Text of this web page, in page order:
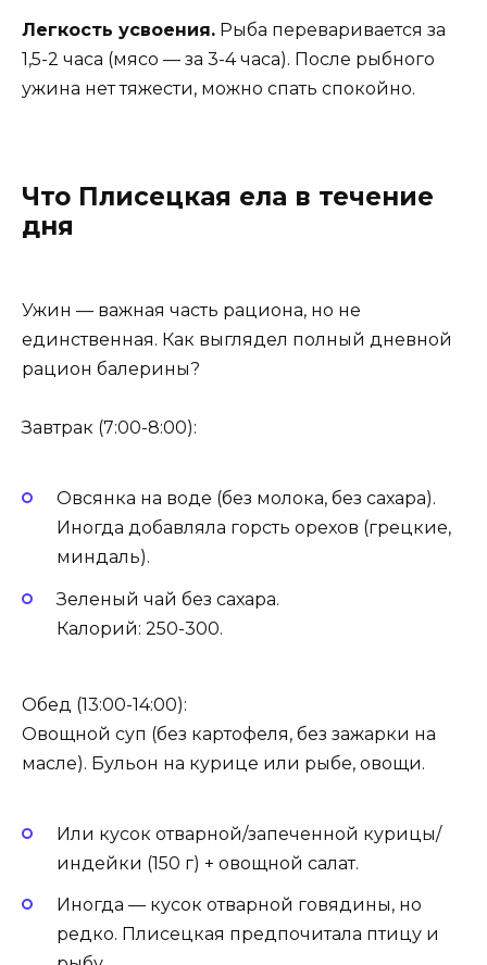
Легкость усвоения. Рыба переваривается за
1,5-2 часа (мясо — за 3-4 часа). После рыбного
ужина нет тяжести, можно спать спокойно.
Что Плисецкая ела в течение
дня
Ужин — важная часть рациона, но не
единственная. Как выглядел полный дневной
рацион балерины?
Завтрак (7:00-8:00):
Овсянка на воде (без молока, без сахара).
Иногда добавляла горсть орехов (грецкие,
миндаль).
Зеленый чай без сахара.
Калорий: 250-300.
Обед (13:00-14:00):
Овощной суп (без картофеля, без зажарки на
масле). Бульон на курице или рыбе, овощи.
Или кусок отварной/запеченной курицы/
индейки (150 г) + овощной салат.
Иногда — кусок отварной говядины, но
редко. Плисецкая предпочитала птицу и